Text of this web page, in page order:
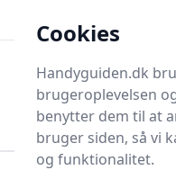
Søg nu
Søg nu
Cookies
Handyguiden.dk
brugeroplevelsen
benytter dem til at
bruger siden, så vi
og funktionalitet.